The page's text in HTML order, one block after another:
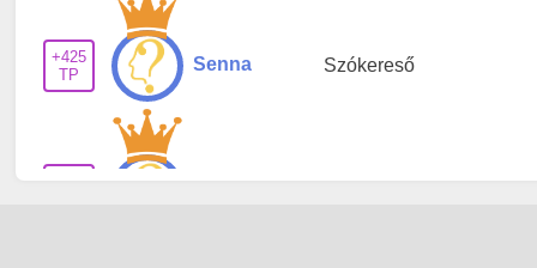
+425
TP
Senna Szókereső
+135